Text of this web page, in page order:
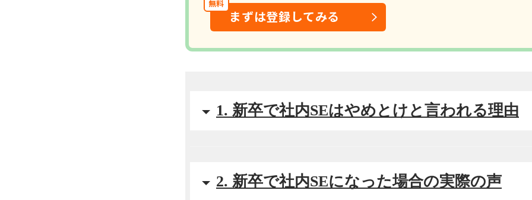
無料
まずは登録してみる
1. 新卒で社内SEはやめとけと言われる理由
2. 新卒で社内SEになった場合の実際の声